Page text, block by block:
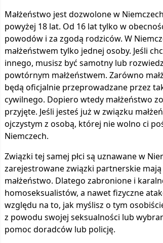
Małżeństwo jest dozwolone w
powyżej 18 lat. Od 16 lat tylko w
powodów i za zgodą rodziców. W
małżeństwem tylko jednej osoby. Jeśli
innego, musisz być samotny lub
powtórnym małżeństwem. Zarówno
będą oficjalnie przeprowadzane przez
cywilnego. Dopiero wtedy małżeństwo
przyjęte. Jeśli jesteś już w związku
ojczystym z osobą, której nie wolno ci
Niemczech.
Związki tej samej płci są uznawane w
zarejestrowane związki partnerskie
małżeństwo. Dlatego zabronione i
homoseksualistów, a nawet fizyczne
względu na to, jak myślisz o tym
z powodu swojej seksualności lub
pomoc doradców lub policję.